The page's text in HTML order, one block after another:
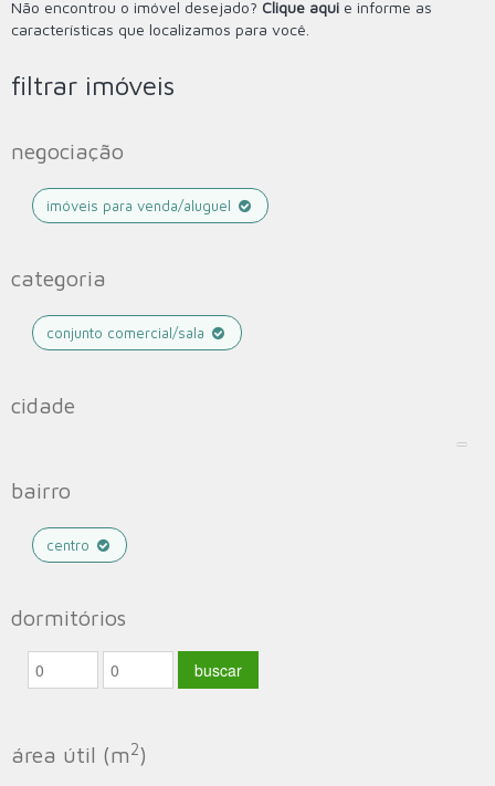
Não encontrou o imóvel desejado? Clique aqui e informe as
características que localizamos para você.
filtrar imóveis
negociação
imóveis para venda/aluguel
categoria
conjunto comercial/sala
cidade
bairro
centro
dormitórios
área útil (m2)